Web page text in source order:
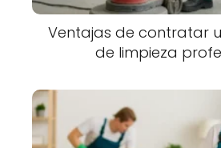
Ventajas de contratar
de limpieza